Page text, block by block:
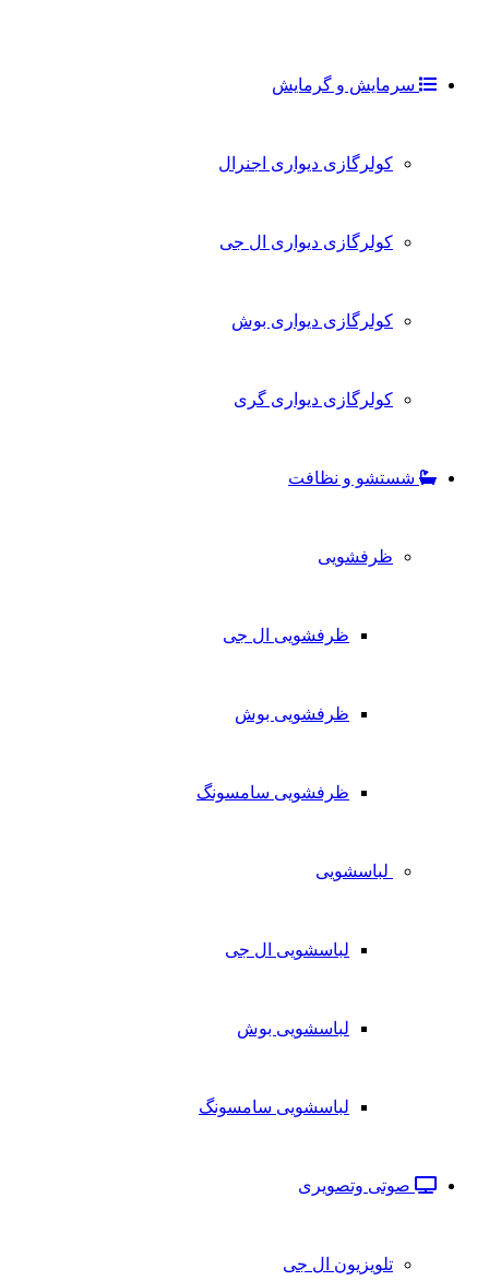
سرمایش و گرمایش
کولرگازی دیواری اجنرال
کولرگازی دیواری ال جی
کولرگازی دیواری بوش
کولرگازی دیواری گری
شستشو و نظافت
ظرفشویی
ظرفشویی ال جی
ظرفشویی بوش
ظرفشویی سامسونگ
لباسشویی
لباسشویی ال جی
لباسشویی بوش
لباسشویی سامسونگ
صوتی وتصویری
تلویزیون ال جی